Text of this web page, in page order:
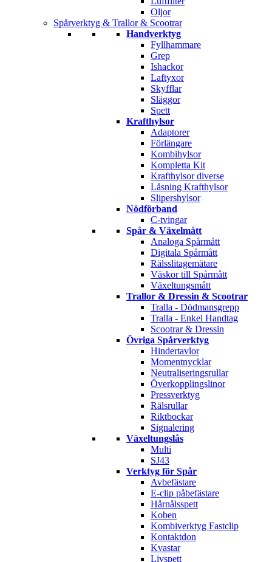
Oljor
Spårverktyg & Trallor & Scootrar
Handverktyg
Fyllhammare
Grep
Ishackor
Laftyxor
Skyfflar
Släggor
Spett
Krafthylsor
Adaptorer
Förlängare
Kombihylsor
Kompletta Kit
Krafthylsor diverse
Låsning Krafthylsor
Slipershylsor
Nödförband
C-tvingar
Spår & Växelmått
Analoga Spårmått
Digitala Spårmått
Rälsslitagemätare
Väskor till Spårmått
Växeltungsmått
Trallor & Dressin & Scootrar
Tralla - Dödmansgrepp
Tralla - Enkel Handtag
Scootrar & Dressin
Övriga Spårverktyg
Hindertavlor
Momentnycklar
Neutraliseringsrullar
Överkopplingslinor
Pressverktyg
Rälsrullar
Riktbockar
Signalering
Växeltungslås
Multi
SJ43
Verktyg för Spår
Avbefästare
E-clip påbefästare
Hårnålsspett
Koben
Kombiverktyg Fastclip
Kontaktdon
Kvastar
Livspett